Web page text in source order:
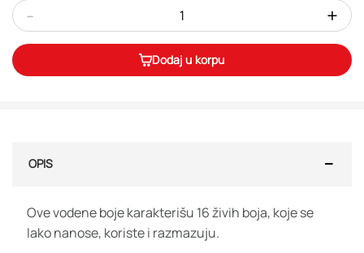
- +
Dodaj u korpu
OPIS
Ove vodene boje karakterišu 16 živih boja, koje se
lako nanose, koriste i razmazuju.